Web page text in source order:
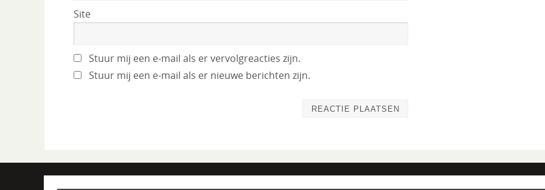
Site
Stuur mij een e-mail als er vervolgreacties zijn.
Stuur mij een e-mail als er nieuwe berichten zijn.